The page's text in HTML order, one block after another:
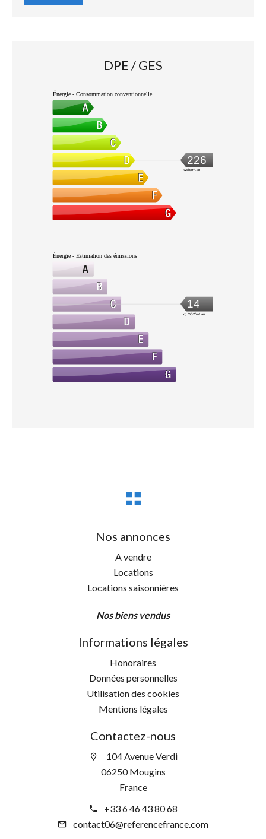
DPE / GES
Énergie - Consommation conventionnelle
226
kWh/m².an
Énergie - Estimation des émissions
14
kg CO2/m².an
Nos annonces
A vendre
Locations
Locations saisonnières
Nos biens vendus
Informations légales
Honoraires
Données personnelles
Utilisation des cookies
Mentions légales
Contactez-nous
104 Avenue Verdi
06250 Mougins
France
+33 6 46 43 80 68
contact06@referencefrance.com